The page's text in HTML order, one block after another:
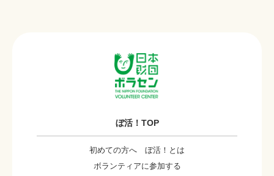
ぼ活！TOP
初めての方へ ぼ活！とは
ボランティアに参加する